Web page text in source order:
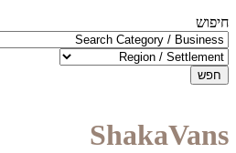
חיפוש
חפש
ShakaVans